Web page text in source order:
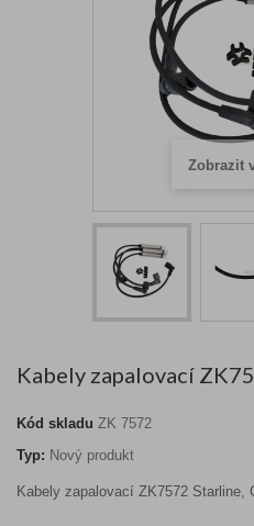
Zobrazit
Kabely zapalovací
Kód skladu ZK 7572
Typ: Nový produkt
Kabely zapalovací ZK7572 Starline,